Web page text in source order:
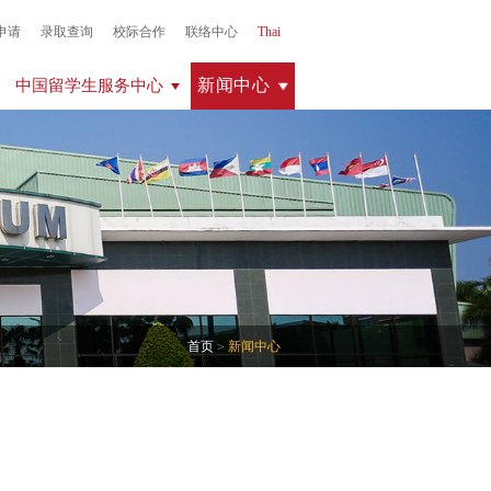
请 录取查询 校际合作 联络中心 Thai
中国留学生服务中心 新闻中心
首页 新闻中心